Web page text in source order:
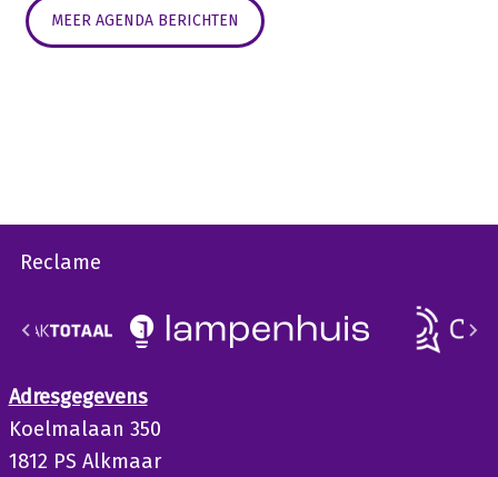
MEER AGENDA BERICHTEN
Reclame
Adresgegevens
Koelmalaan 350
1812 PS Alkmaar